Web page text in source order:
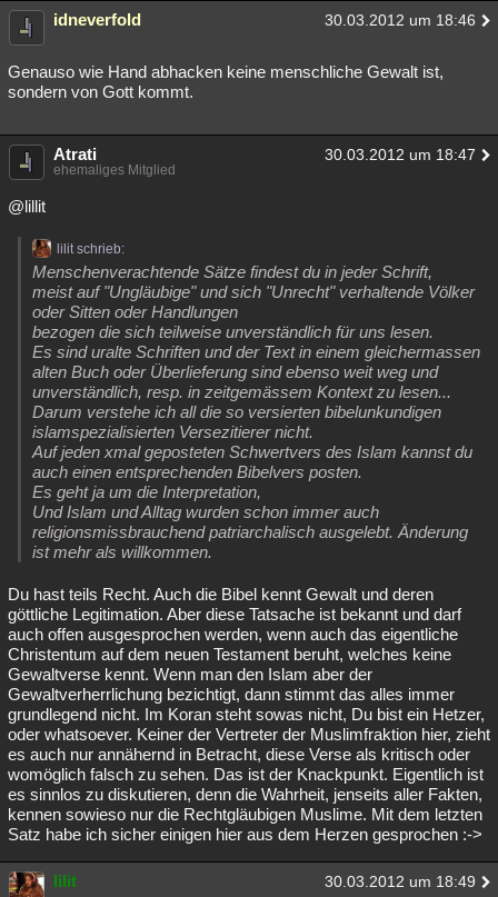
idneverfold 30.03.2012 um 18:46
Genauso wie Hand abhacken keine menschliche Gewalt ist,
sondern von Gott kommt.
Atrati 30.03.2012 um 18:47
ehemaliges Mitglied
@lillit
lilit schrieb:
Menschenverachtende Sätze findest du in jeder Schrift,
meist auf "Ungläubige" und sich "Unrecht" verhaltende Völker
oder Sitten oder Handlungen
bezogen die sich teilweise unverständlich für uns lesen.
Es sind uralte Schriften und der Text in einem gleichermassen
alten Buch oder Überlieferung sind ebenso weit weg und
unverständlich, resp. in zeitgemässem Kontext zu lesen...
Darum verstehe ich all die so versierten bibelunkundigen
islamspezialisierten Versezitierer nicht.
Auf jeden xmal geposteten Schwertvers des Islam kannst du
auch einen entsprechenden Bibelvers posten.
Es geht ja um die Interpretation,
Und Islam und Alltag wurden schon immer auch
religionsmissbrauchend patriarchalisch ausgelebt. Änderung
ist mehr als willkommen.
Du hast teils Recht. Auch die Bibel kennt Gewalt und deren
göttliche Legitimation. Aber diese Tatsache ist bekannt und darf
auch offen ausgesprochen werden, wenn auch das eigentliche
Christentum auf dem neuen Testament beruht, welches keine
Gewaltverse kennt. Wenn man den Islam aber der
Gewaltverherrlichung bezichtigt, dann stimmt das alles immer
grundlegend nicht. Im Koran steht sowas nicht, Du bist ein Hetzer,
oder whatsoever. Keiner der Vertreter der Muslimfraktion hier, zieht
es auch nur annähernd in Betracht, diese Verse als kritisch oder
womöglich falsch zu sehen. Das ist der Knackpunkt. Eigentlich ist
es sinnlos zu diskutieren, denn die Wahrheit, jenseits aller Fakten,
kennen sowieso nur die Rechtgläubigen Muslime. Mit dem letzten
Satz habe ich sicher einigen hier aus dem Herzen gesprochen :->
lilit 30.03.2012 um 18:49